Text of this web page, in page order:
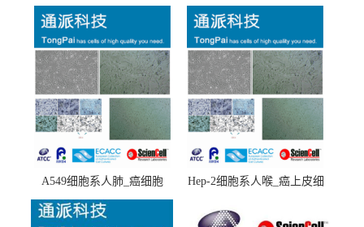
A549细胞系人肺_癌细胞
(A549细胞)
Hep-2细胞系人喉_癌上皮细